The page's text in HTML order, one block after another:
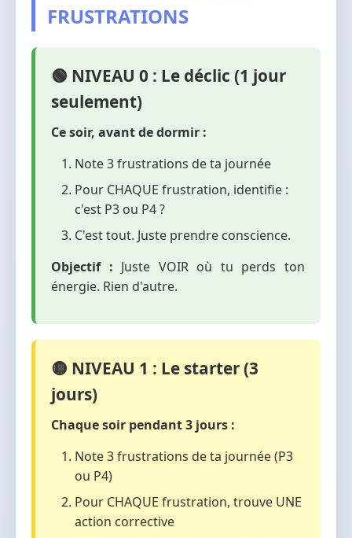
FRUSTRATIONS
🟢 NIVEAU 0 : Le déclic (1 jour
seulement)
Ce soir, avant de dormir :
Note 3 frustrations de ta journée
Pour CHAQUE frustration, identifie :
c'est P3 ou P4 ?
C'est tout. Juste prendre conscience.
Objectif : Juste VOIR où tu perds ton
énergie. Rien d'autre.
🟡 NIVEAU 1 : Le starter (3
jours)
Chaque soir pendant 3 jours :
Note 3 frustrations de ta journée (P3
ou P4)
Pour CHAQUE frustration, trouve UNE
action corrective